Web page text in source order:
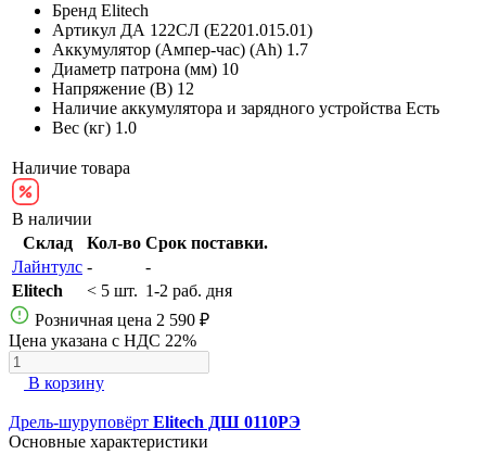
Бренд Elitech
Артикул ДА 122СЛ (E2201.015.01)
Аккумулятор (Ампер-час) (Ah) 1.7
Диаметр патрона (мм) 10
Напряжение (В) 12
Наличие аккумулятора и зарядного устройства Есть
Вес (кг) 1.0
Наличие товара
В наличии
Склад
Кол-во Срок поставки.
Лайнтулс -
-
Elitech
< 5 шт. 1-2 раб. дня
Розничная цена 2 590 ₽
Цена указана с НДС 22%
В корзину
Дрель-шуруповёрт Elitech ДШ 0110РЭ
Основные характеристики